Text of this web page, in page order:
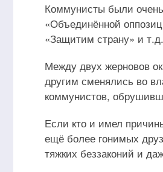
Коммунисты были
«Объединённой
«Защитим страну» и
Между двух жерновов
другим сменялись во
коммунистов,
Если кто и имел
ещё более гонимых
тяжких беззаконий и